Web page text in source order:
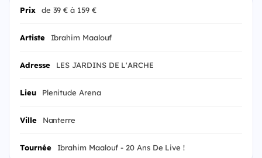
Prix de 39 € à 159 €
Artiste Ibrahim Maalouf
Adresse LES JARDINS DE L'ARCHE
Lieu Plenitude Arena
Ville Nanterre
Tournée Ibrahim Maalouf - 20 Ans De Live !